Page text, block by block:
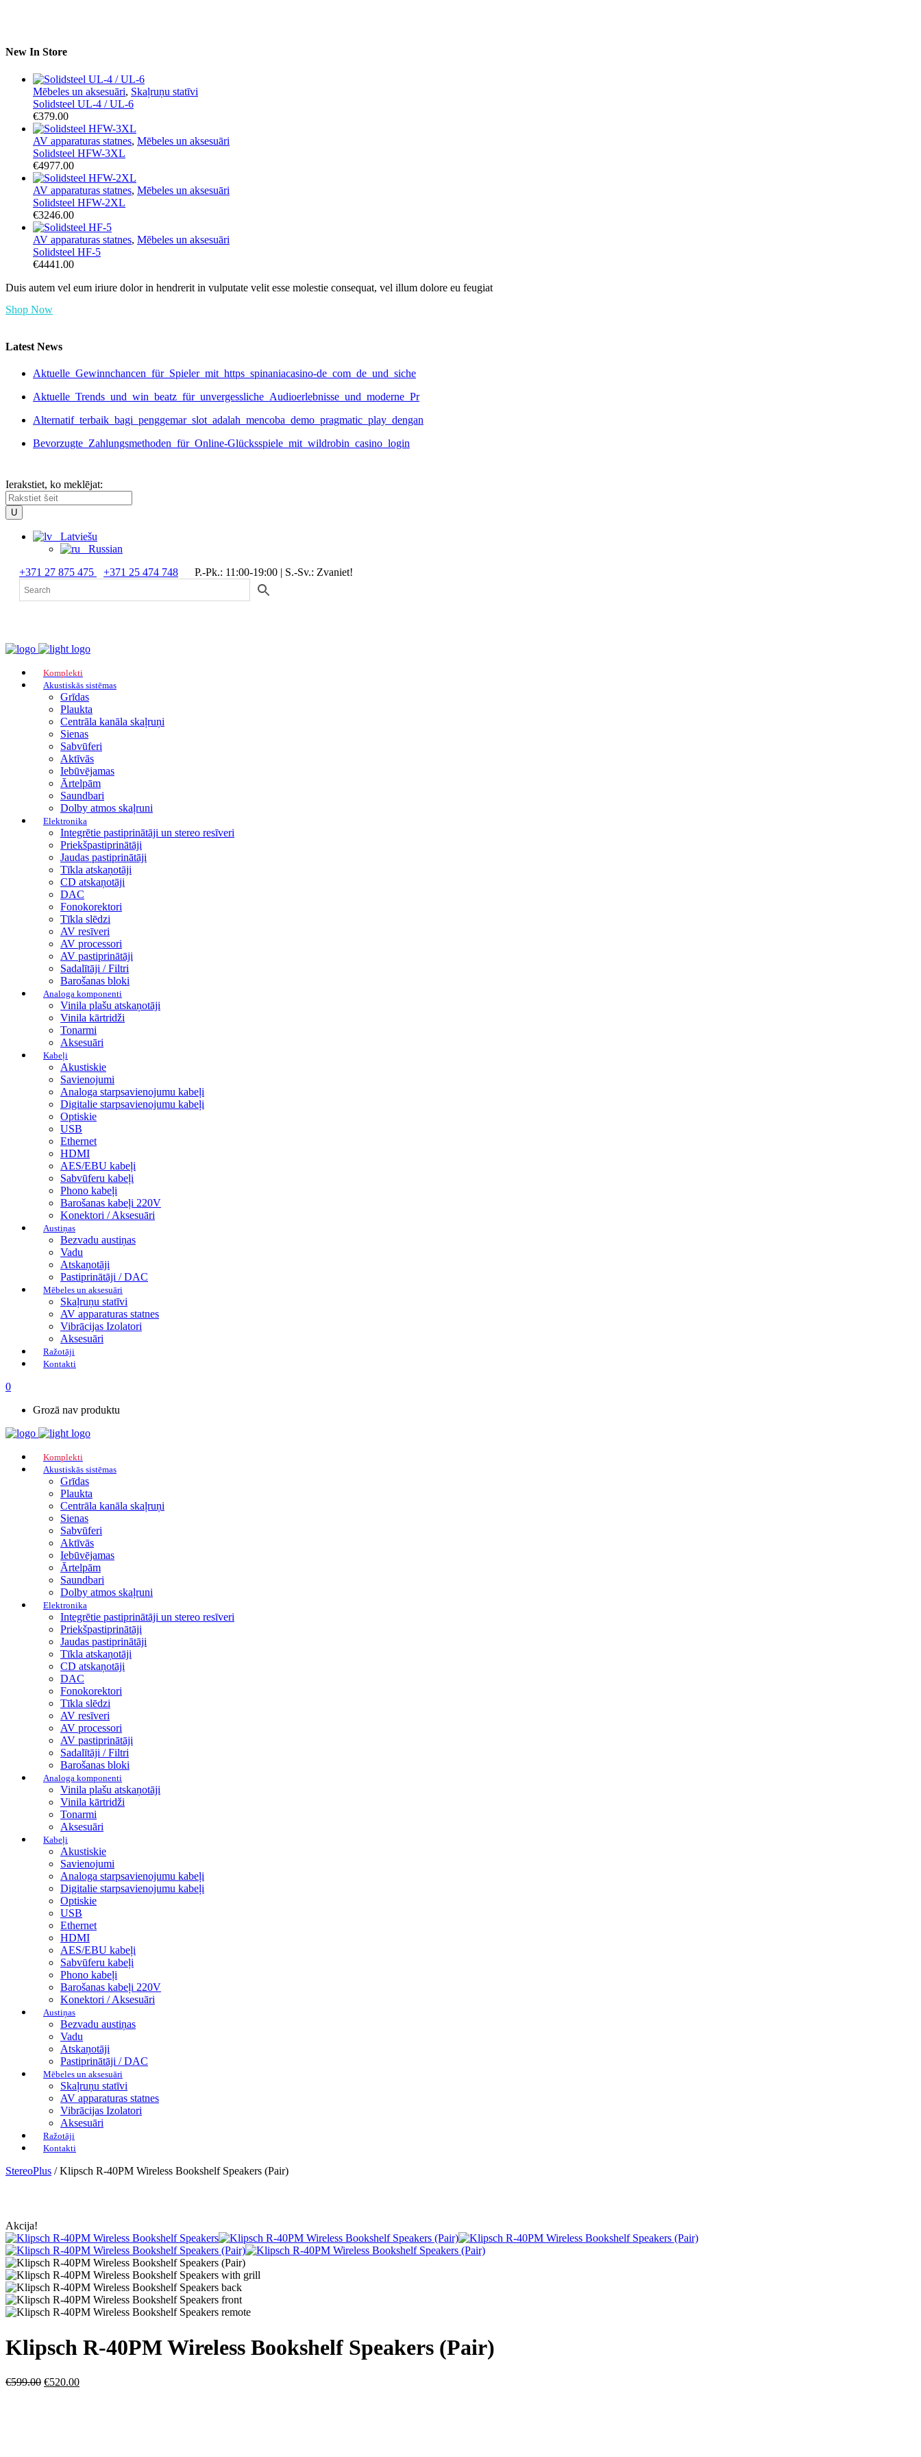
New In Store
Mēbeles un aksesuāri, Skaļruņu statīvi
Solidsteel UL-4 / UL-6
€379.00
AV apparaturas statnes, Mēbeles un aksesuāri
Solidsteel HFW-3XL
€4977.00
AV apparaturas statnes, Mēbeles un aksesuāri
Solidsteel HFW-2XL
€3246.00
AV apparaturas statnes, Mēbeles un aksesuāri
Solidsteel HF-5
€4441.00
Duis autem vel eum iriure dolor in hendrerit in vulputate velit esse molestie consequat, vel illum dolore eu feugiat
Shop Now
Latest News
Aktuelle_Gewinnchancen_für_Spieler_mit_https_spinaniacasino-de_com_de_und_siche
Aktuelle_Trends_und_win_beatz_für_unvergessliche_Audioerlebnisse_und_moderne_Pr
Alternatif_terbaik_bagi_penggemar_slot_adalah_mencoba_demo_pragmatic_play_dengan
Bevorzugte_Zahlungsmethoden_für_Online-Glücksspiele_mit_wildrobin_casino_login
Ierakstiet, ko meklējat:
Latviešu
Russian
+371 27 875 475
+371 25 474 748 P.-Pk.: 11:00-19:00 | S.-Sv.: Zvaniet!
Komplekti
Akustiskās sistēmas
Grīdas
Plaukta
Centrāla kanāla skaļruņi
Sienas
Sabvūferi
Aktīvās
Iebūvējamas
Ārtelpām
Saundbari
Dolby atmos skaļruni
Elektronika
Integrētie pastiprinātāji un stereo resīveri
Priekšpastiprinātāji
Jaudas pastiprinātāji
Tīkla atskaņotāji
CD atskaņotāji
DAC
Fonokorektori
Tīkla slēdzi
AV resīveri
AV processori
AV pastiprinātāji
Sadalītāji / Filtri
Barošanas bloki
Analoga komponenti
Vinila plašu atskaņotāji
Vinila kārtridži
Tonarmi
Aksesuāri
Kabeļi
Akustiskie
Savienojumi
Analoga starpsavienojumu kabeļi
Digitalie starpsavienojumu kabeļi
Optiskie
USB
Ethernet
HDMI
AES/EBU kabeļi
Sabvūferu kabeļi
Phono kabeļi
Barošanas kabeļi 220V
Konektori / Aksesuāri
Austiņas
Bezvadu austiņas
Vadu
Atskaņotāji
Pastiprinātāji / DAC
Mēbeles un aksesuāri
Skaļruņu statīvi
AV apparaturas statnes
Vibrācijas Izolatori
Aksesuāri
Ražotāji
Kontakti
0
Grozā nav produktu
Komplekti
Akustiskās sistēmas
Grīdas
Plaukta
Centrāla kanāla skaļruņi
Sienas
Sabvūferi
Aktīvās
Iebūvējamas
Ārtelpām
Saundbari
Dolby atmos skaļruni
Elektronika
Integrētie pastiprinātāji un stereo resīveri
Priekšpastiprinātāji
Jaudas pastiprinātāji
Tīkla atskaņotāji
CD atskaņotāji
DAC
Fonokorektori
Tīkla slēdzi
AV resīveri
AV processori
AV pastiprinātāji
Sadalītāji / Filtri
Barošanas bloki
Analoga komponenti
Vinila plašu atskaņotāji
Vinila kārtridži
Tonarmi
Aksesuāri
Kabeļi
Akustiskie
Savienojumi
Analoga starpsavienojumu kabeļi
Digitalie starpsavienojumu kabeļi
Optiskie
USB
Ethernet
HDMI
AES/EBU kabeļi
Sabvūferu kabeļi
Phono kabeļi
Barošanas kabeļi 220V
Konektori / Aksesuāri
Austiņas
Bezvadu austiņas
Vadu
Atskaņotāji
Pastiprinātāji / DAC
Mēbeles un aksesuāri
Skaļruņu statīvi
AV apparaturas statnes
Vibrācijas Izolatori
Aksesuāri
Ražotāji
Kontakti
StereoPlus /Klipsch R-40PM Wireless Bookshelf Speakers (Pair)
Akcija!
Klipsch R-40PM Wireless Bookshelf Speakers (Pair)
€599.00 €520.00